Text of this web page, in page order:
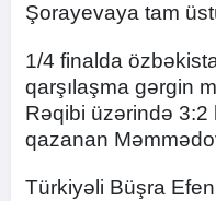
Şorayevaya tam
1/4 finalda
qarşılaşma gərgin
Rəqibi üzərində 3:2
qazanan
Türkiyəli Büşra